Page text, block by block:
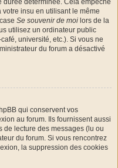
déterminée. Cela empêche
votre insu en utilisant le même
Se souvenir de moi lors de la
utilisez un ordinateur public
université, etc.). Si vous ne
du forum a désactivé
qui conservent vos
au forum. Ils fournissent aussi
lecture des messages (lu ou
du forum. Si vous rencontrez
la suppression des cookies